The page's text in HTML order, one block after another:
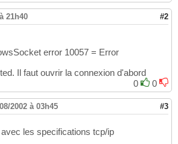
21h40 #2
error 10057 = Error
Il faut ouvrir la connexion d'abord
0
0
2002 à 03h45 #3
les specifications tcp/ip